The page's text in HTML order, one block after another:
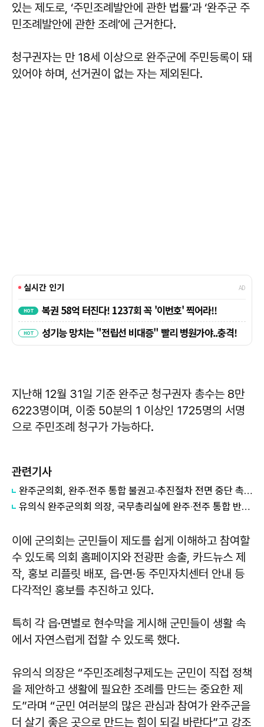
있는 제도로, ‘주민조례발안에 관한 법률’과 ‘완주군 주
민조례발안에 관한 조례’에 근거한다.
청구권자는 만 18세 이상으로 완주군에 주민등록이 돼
있어야 하며, 선거권이 없는 자는 제외된다.
지난해 12월 31일 기준 완주군 청구권자 총수는 8만
6223명이며, 이중 50분의 1 이상인 1725명의 서명
으로 주민조례 청구가 가능하다.
관련기사
완주군의회, 완주·전주 통합 불권고·추진절차 전면 중단 촉구
유의식 완주군의회 의장, 국무총리실에 완주‧전주 통합 반대 건의문 전달
이에 군의회는 군민들이 제도를 쉽게 이해하고 참여할
수 있도록 의회 홈페이지와 전광판 송출, 카드뉴스 제
작, 홍보 리플릿 배포, 읍·면·동 주민자치센터 안내 등
다각적인 홍보를 추진하고 있다.
특히 각 읍·면별로 현수막을 게시해 군민들이 생활 속
에서 자연스럽게 접할 수 있도록 했다.
유의식 의장은 “주민조례청구제도는 군민이 직접 정책
을 제안하고 생활에 필요한 조례를 만드는 중요한 제
도”라며 “군민 여러분의 많은 관심과 참여가 완주군을
더 살기 좋은 곳으로 만드는 힘이 되길 바란다”고 강조